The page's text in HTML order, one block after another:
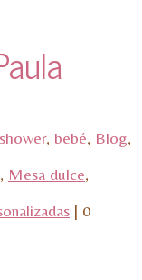
, bebé, Blog,
, Mesa dulce,
| 0